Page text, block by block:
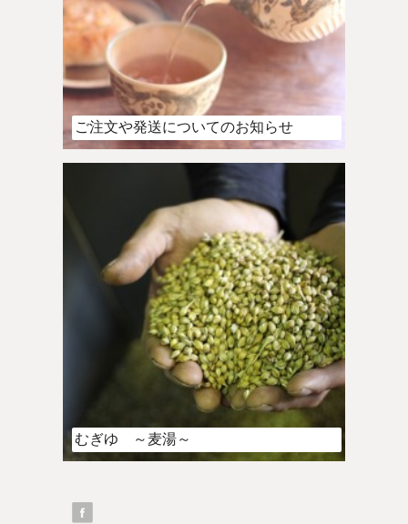
ご注文や発送についてのお知らせ
むぎゆ ～麦湯～